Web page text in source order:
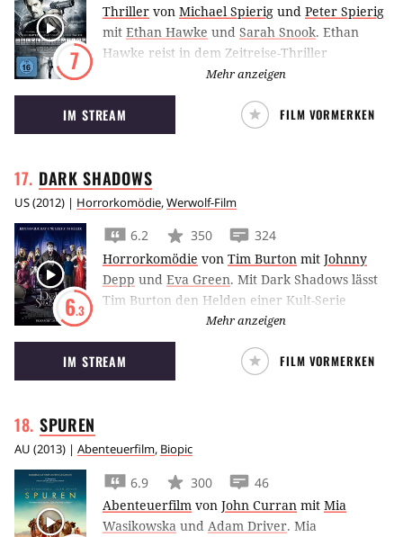
7
Thriller von Michael Spierig und Peter Spierig
mit Ethan Hawke und Sarah Snook. Ethan
Hawke reist in dem Zeitreise-Thriller
Predestination in die Vergangenheit und soll
dem Fizzle Bomber das Handwerk legen.
Mehr anzeigen
IM STREAM FILM VORMERKEN
DARKSHADOWS
US(2012) | Horrorkomödie,Werwolf-Film
6.3
6.2 350
324
Horrorkomödie von Tim Burton mit Johnny
Depp und Eva Green. Mit Dark Shadows lässt
Tim Burton den Helden einer Kult-Serie
auferstehen, denn ein Vampir muss sich nach
200 Jahren unter der Erde in den 1970ern
zurechtfinden. Sarg auf für Johnny Depp!
Mehr anzeigen
IM STREAM FILM VORMERKEN
SPUREN
AU (2013) | Abenteuerfilm, Biopic
6.9 300
46
Abenteuerfilm von John Curran mit Mia
Wasikowska und Adam Driver. Mia